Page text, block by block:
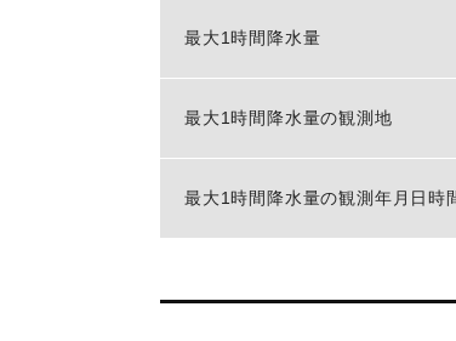
最大1時間降水量
最大1時間降水量の観測地
最大1時間降水量の観測年月日時